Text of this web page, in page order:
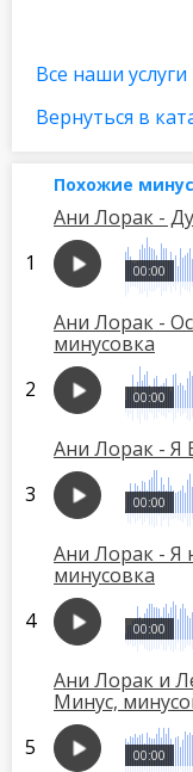
Все наши услуги
Вернуться в
Похожие
Ани Лорак -
00:00
Ани Лорак -
минусовка
00:00
Ани Лорак - Я
00:00
Ани Лорак - Я
минусовка
00:00
Ани Лорак и
Минус,
00:00